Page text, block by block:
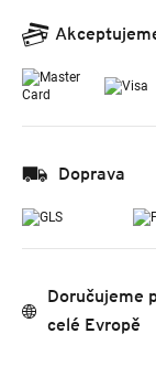
Doprava
Doručujeme
celé Evropě